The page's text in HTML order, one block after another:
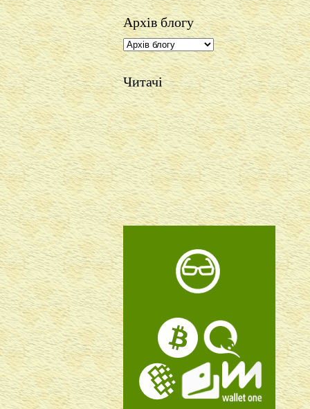
Архів блогу
Читачі